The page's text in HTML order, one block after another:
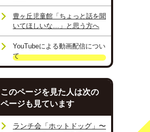
豊ヶ丘児童館「ちょっと話を聞
いてほしいな…」と思う方へ
YouTubeによる動画配信につい
て
このページを見た人は次の
ページも見ています
ランチ会「ホットドッグ」〜